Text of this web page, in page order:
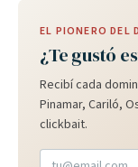
EL PIONERO DEL
¿Te gustó
Recibí cada
Pinamar, Cariló,
clickbait.